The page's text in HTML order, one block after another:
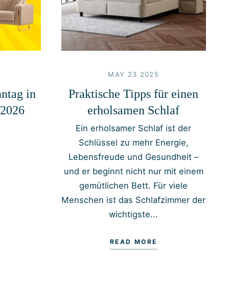
in
MAY 23 2025
Praktische Tipps für einen
erholsamen Schlaf
Ein erholsamer Schlaf ist der
Schlüssel zu mehr Energie,
Lebensfreude und Gesundheit –
und er beginnt nicht nur mit einem
gemütlichen Bett. Für viele
Menschen ist das Schlafzimmer der
wichtigste...
READ MORE